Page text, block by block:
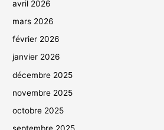
avril 2026
mars 2026
février 2026
janvier 2026
décembre 2025
novembre 2025
octobre 2025